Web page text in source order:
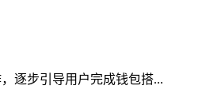
逐步引导用户完成钱包搭...